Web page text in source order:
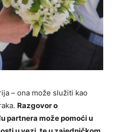
– ona može služiti kao
Razgovor o
partnera može pomoći u